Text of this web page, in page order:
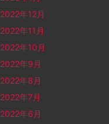
2022年12月
2022年11月
2022年10月
2022年9月
2022年8月
2022年7月
2022年6月